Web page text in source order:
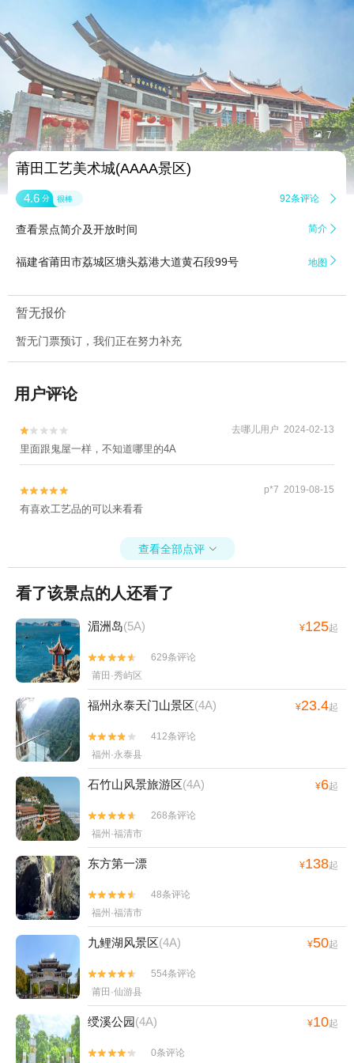
 7
莆田工艺美术城(AAAA景区)
4.6 分 很棒 92条评论 
查看景点简介及开放时间 简介 
福建省莆田市荔城区塘头荔港大道黄石段99号 地图 
暂无报价
暂无门票预订，我们正在努力补充
用户评论

 去哪儿用户 2024-02-13
里面跟鬼屋一样，不知道哪里的4A

 p*7 2019-08-15
有喜欢工艺品的可以来看看
查看全部点评 
看了该景点的人还看了
湄洲岛(5A) ¥125起


629条评论
莆田·秀屿区
福州永泰天门山景区(4A) ¥23.4起


412条评论
福州·永泰县
石竹山风景旅游区(4A) ¥6起


268条评论
福州·福清市
东方第一漂 ¥138起


48条评论
福州·福清市
九鲤湖风景区(4A) ¥50起


554条评论
莆田·仙游县
绶溪公园(4A) ¥10起

 0条评论